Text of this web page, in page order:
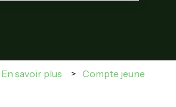
En savoir plus Compte jeune